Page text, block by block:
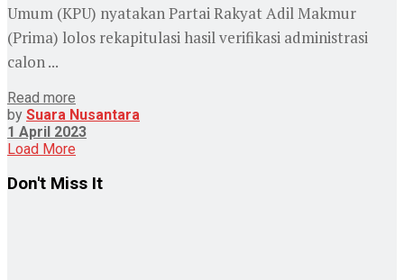
Umum (KPU) nyatakan Partai Rakyat Adil Makmur
(Prima) lolos rekapitulasi hasil verifikasi administrasi
calon ...
Read more
by Suara Nusantara
1 April 2023
Load More
Don't Miss It